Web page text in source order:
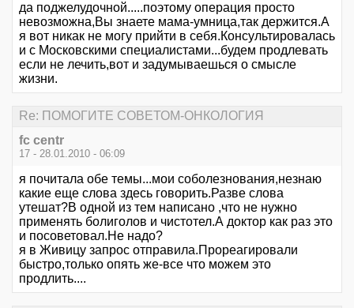
да поджелудочной.....поэтому операция просто
невозможна,Вы знаете мама-умница,так держится.А
я вот никак не могу прийти в себя.Консультировалась
и с Московскими специалистами...будем продлевать
если не лечить,вот и задумываешься о смысле
жизни.
Re: ПОМОГИТЕ СОВЕТОМ-ОНКОЛОГИЯ
fc centr
17 - 28.01.2010 - 06:09
я почитала обе темы...мои соболезнования,незнаю
какие еще слова здесь говорить.Разве слова
утешат?В одной из тем написано ,что не нужно
применять болиголов и чистотел.А доктор как раз это
и посоветовал.Не надо?
я в Живицу запрос отправила.Прореагировали
быстро,только опять же-все что можем это
продлить....